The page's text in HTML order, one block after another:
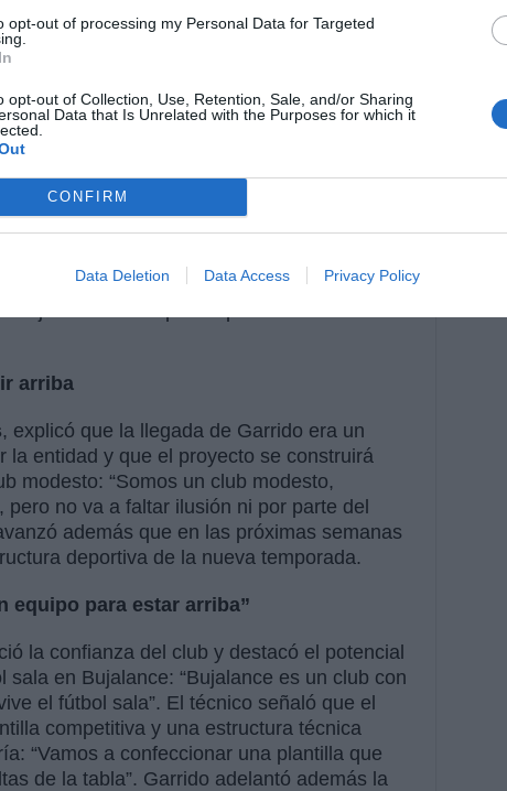
opt-out of processing my Personal Data for Targeted
opt-out of Collection, Use, Retention, Sale, and/or Sharing
Data that Is Unrelated with the Purposes for which it
CONFIRM
Data Deletion Data Access Privacy Policy
de la estructura del club
del club,Miguel Pérez, destacó el
cara a la nueva temporada, subrayando el
el llamamiento a la afición: “Hemos
y creo que vamos a dar un salto.
Pérez anunció además que
entidad, estará en un segundo plano
al que definió como una figura clave del
club, será presidente vitalicio mientras viva”.
objetivo volver a pelear por la zona alta de la
arriba
, explicó que la llegada de Garrido era un
la entidad y que el proyecto se construirá
modesto: “Somos un club modesto,
no va a faltar ilusión ni por parte del
además que en las próximas semanas
deportiva de la nueva temporada.
equipo para estar arriba”
la confianza del club y destacó el potencial
en Bujalance: “Bujalance es un club con
el fútbol sala”. El técnico señaló que el
competitiva y una estructura técnica
“Vamos a confeccionar una plantilla que
de la tabla”. Garrido adelantó además la